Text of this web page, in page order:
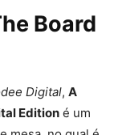
Board
Digital, A
Edition é um